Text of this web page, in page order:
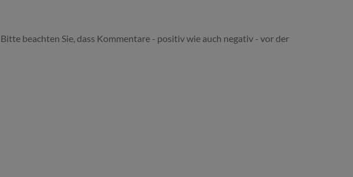
beachten Sie, dass Kommentare - positiv wie auch negativ - vor der